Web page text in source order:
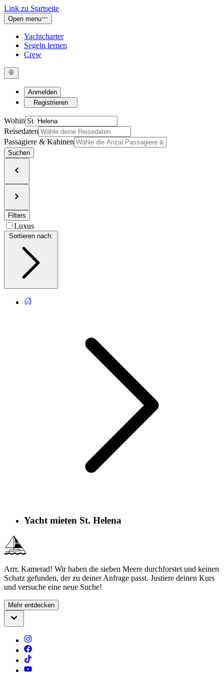
Link zu Startseite
Open menu
Yachtcharter
Segeln lernen
Crew
Anmelden
Registrieren
Wohin
Reisedaten
Passagiere & Kabinen
Suchen
Filters
Luxus
Sortieren nach
Yacht mieten St. Helena
Arrr, Kamerad! Wir haben die sieben Meere durchforstet und keinen
Schatz gefunden, der zu deiner Anfrage passt. Justiere deinen Kurs
und versuche eine neue Suche!
Mehr entdecken